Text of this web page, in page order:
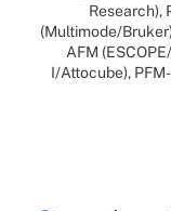
Research),
(Multimode/
AFM
I/Attocube),